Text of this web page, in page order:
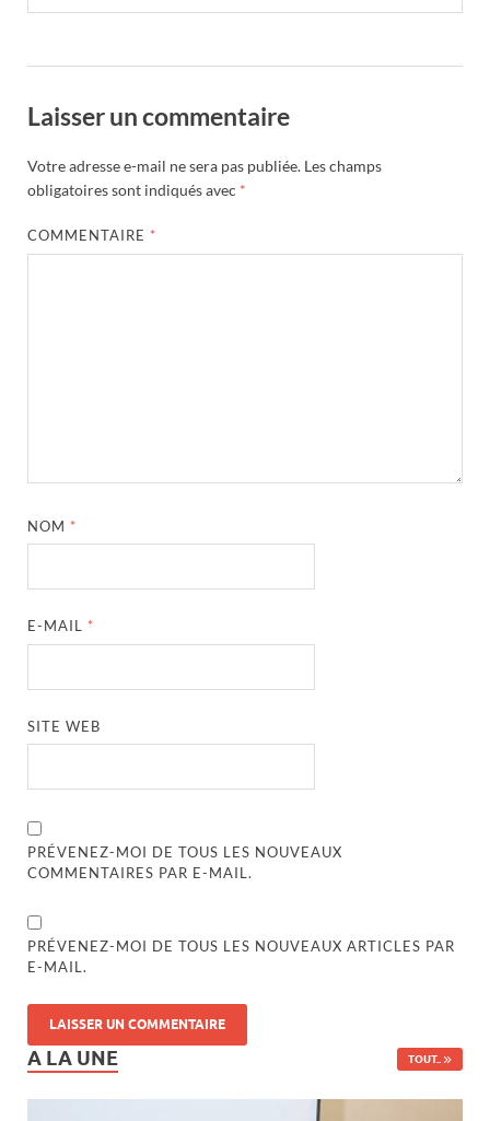
Laisser un commentaire
Votre adresse e-mail ne sera pas publiée. Les champs
obligatoires sont indiqués avec *
COMMENTAIRE *
NOM *
E-MAIL *
SITE WEB
PRÉVENEZ-MOI DE TOUS LES NOUVEAUX
COMMENTAIRES PAR E-MAIL.
PRÉVENEZ-MOI DE TOUS LES NOUVEAUX ARTICLES PAR
E-MAIL.
A LA UNE TOUT..